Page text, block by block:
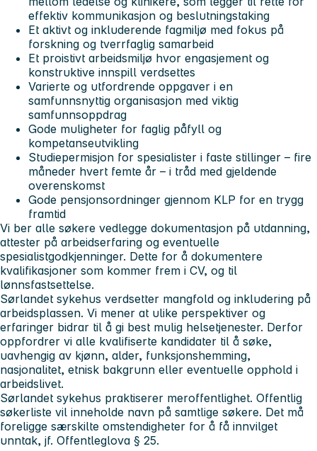
effektiv kommunikasjon og beslutningstaking
Et aktivt og inkluderende fagmiljø med fokus på
forskning og tverrfaglig samarbeid
Et proistivt arbeidsmiljø hvor engasjement og
konstruktive innspill verdsettes
Varierte og utfordrende oppgaver i en
samfunnsnyttig organisasjon med viktig
samfunnsoppdrag
Gode muligheter for faglig påfyll og
kompetanseutvikling
Studiepermisjon for spesialister i faste stillinger – fire
måneder hvert femte år – i tråd med gjeldende
overenskomst
Gode pensjonsordninger gjennom KLP for en trygg
framtid
Vi ber alle søkere vedlegge dokumentasjon på utdanning,
attester på arbeidserfaring og eventuelle
spesialistgodkjenninger. Dette for å dokumentere
kvalifikasjoner som kommer frem i CV, og til
lønnsfastsettelse.
Sørlandet sykehus verdsetter mangfold og inkludering på
arbeidsplassen. Vi mener at ulike perspektiver og
erfaringer bidrar til å gi best mulig helsetjenester. Derfor
oppfordrer vi alle kvalifiserte kandidater til å søke,
uavhengig av kjønn, alder, funksjonshemming,
nasjonalitet, etnisk bakgrunn eller eventuelle opphold i
arbeidslivet.
Sørlandet sykehus praktiserer meroffentlighet. Offentlig
søkerliste vil inneholde navn på samtlige søkere. Det må
foreligge særskilte omstendigheter for å få innvilget
unntak, jf. Offentleglova § 25.